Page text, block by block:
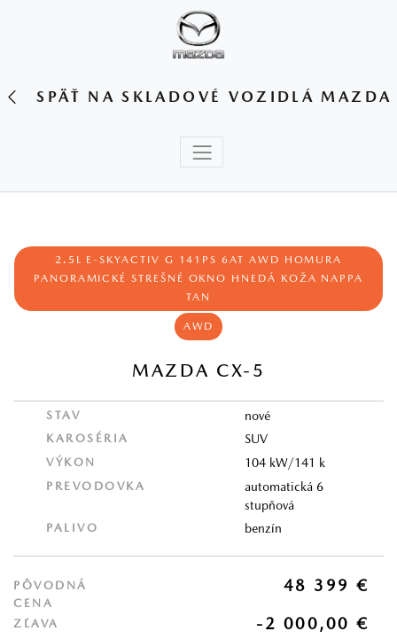
SPÄŤ NA SKLADOVÉ VOZIDLÁ MAZDA
2.5L E-SKYACTIV G 141PS 6AT AWD HOMURA
PANORAMICKÉ STREŠNÉ OKNO HNEDÁ KOŽA NAPPA
TAN
AWD
MAZDA CX-5
STAV nové
KAROSÉRIA SUV
VÝKON 104 kW/141 k
PREVODOVKA
automatická 6
stupňová
PALIVO benzín
PÔVODNÁ
CENA
48 399 €
ZĽAVA -2 000,00 €